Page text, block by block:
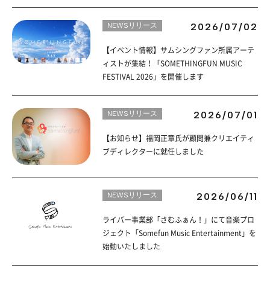
NEWSリリース 2026/07/02
【イベント情報】サムシングファン所属アーテ
ィストが集結！「SOMETHINGFUN MUSIC
FESTIVAL 2026」を開催します
NEWSリリース 2026/07/01
【お知らせ】福岡正章氏が顧問兼クリエイティ
ブディレクターに就任しました
NEWSリリース 2026/06/11
ライバー事業部「さむふぁん！」にて音楽プロ
ジェクト「Somefun Music Entertainment」を
始動いたしました